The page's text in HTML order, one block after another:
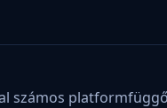
számos